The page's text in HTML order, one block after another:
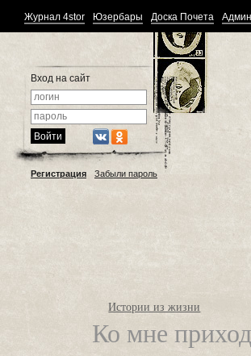
Журнал 4stor Юзербары Доска Почета
Вход на сайт
Регистрация Забыли пароль
Истории из жизни
Ко мне